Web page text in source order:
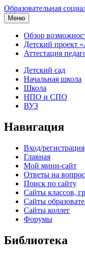
Образовательная
Меню
Обзор
Детский проект
Аттестация
Детский сад
Начальная школа
Школа
НПО и СПО
ВУЗ
Навигация
Вход/регистрация
Главная
Мой мини-сайт
Ответы на
Поиск по сайту
Сайты классов,
Сайты
Сайты коллег
Форумы
Библиотека